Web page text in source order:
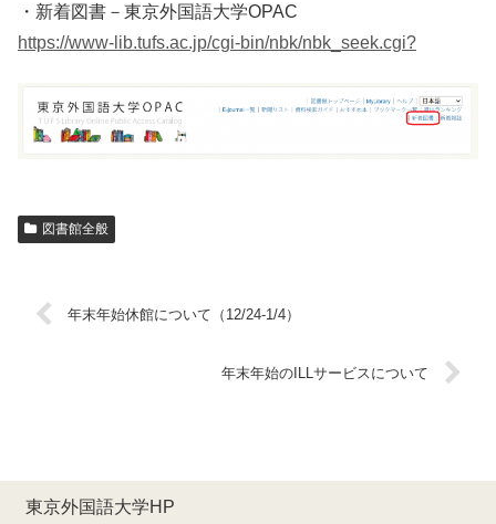
・新着図書－東京外国語大学OPAC
https://www-lib.tufs.ac.jp/cgi-bin/nbk/nbk_seek.cgi?
図書館全般
年末年始休館について（12/24-1/4）
年末年始のILLサービスについて
東京外国語大学HP